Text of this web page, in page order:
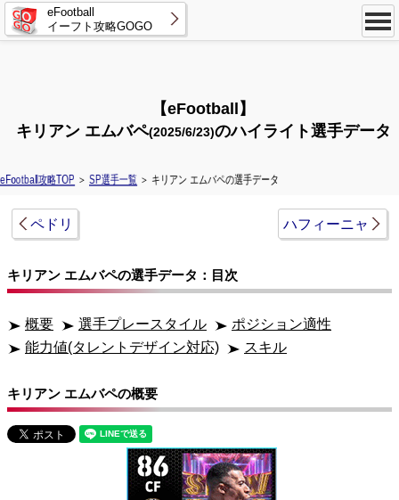
eFootball
イーフト攻略GOGO
【eFootball】
キリアン エムバペ(2025/6/23)のハイライト選手データ
eFootball攻略TOP ＞ SP選手一覧 ＞ キリアン エムバペの選手データ
ペドリ ハフィーニャ
キリアン エムバペの選手データ：目次
概要 選手プレースタイル
ポジション適性
能力値(タレントデザイン対応)
スキル
キリアン エムバペの概要